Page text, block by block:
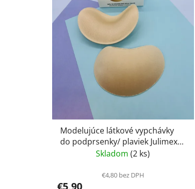
Modelujúce látkové vypchávky
do podprsenky/ plaviek Julimex
Skladom(2 ks)
€4,80 bez DPH